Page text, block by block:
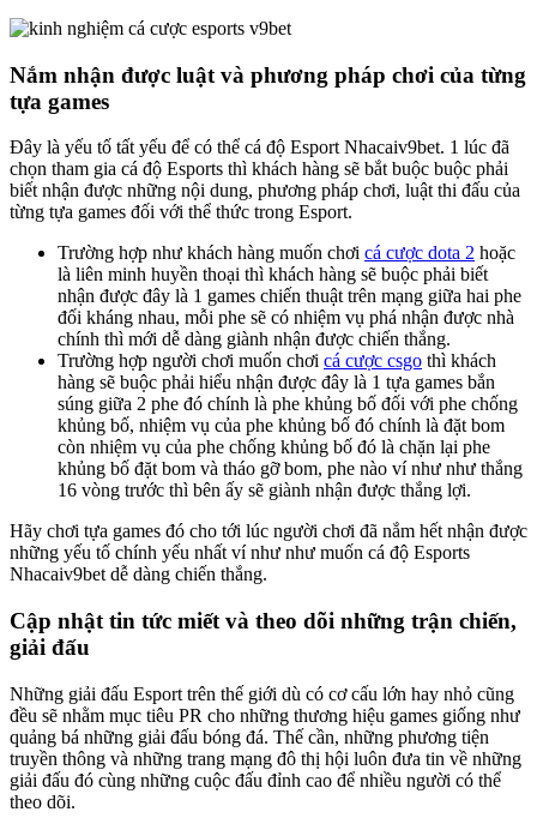
Nắm nhận được luật và phương pháp chơi của từng
tựa games
Đây là yếu tố tất yếu để có thể cá độ Esport Nhacaiv9bet. 1 lúc đã
chọn tham gia cá độ Esports thì khách hàng sẽ bắt buộc buộc phải
biết nhận được những nội dung, phương pháp chơi, luật thi đấu của
từng tựa games đối với thể thức trong Esport.
Trường hợp như khách hàng muốn chơi cá cược dota 2 hoặc
là liên minh huyền thoại thì khách hàng sẽ buộc phải biết
nhận được đây là 1 games chiến thuật trên mạng giữa hai phe
đối kháng nhau, mỗi phe sẽ có nhiệm vụ phá nhận được nhà
chính thì mới dễ dàng giành nhận được chiến thắng.
Trường hợp người chơi muốn chơi cá cược csgo thì khách
hàng sẽ buộc phải hiểu nhận được đây là 1 tựa games bắn
súng giữa 2 phe đó chính là phe khủng bố đối với phe chống
khủng bố, nhiệm vụ của phe khủng bố đó chính là đặt bom
còn nhiệm vụ của phe chống khủng bố đó là chặn lại phe
khủng bố đặt bom và tháo gỡ bom, phe nào ví như như thắng
16 vòng trước thì bên ấy sẽ giành nhận được thắng lợi.
Hãy chơi tựa games đó cho tới lúc người chơi đã nắm hết nhận được
những yếu tố chính yếu nhất ví như như muốn cá độ Esports
Nhacaiv9bet dễ dàng chiến thắng.
Cập nhật tin tức miết và theo dõi những trận chiến,
giải đấu
Những giải đấu Esport trên thế giới dù có cơ cấu lớn hay nhỏ cũng
đều sẽ nhằm mục tiêu PR cho những thương hiệu games giống như
quảng bá những giải đấu bóng đá. Thế cần, những phương tiện
truyền thông và những trang mạng đô thị hội luôn đưa tin về những
giải đấu đó cùng những cuộc đấu đỉnh cao để nhiều người có thể
theo dõi.